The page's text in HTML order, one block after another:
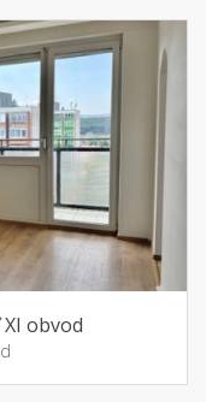
obvod